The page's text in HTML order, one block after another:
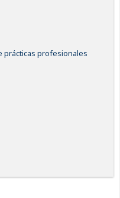
prácticas profesionales